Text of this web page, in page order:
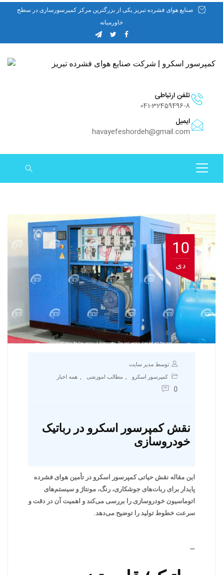
صنایع هوای فشرده تبریز یکی از بزرگترین مرکز کمپرسورسازی در سطح
خاورمیانه
تلفن ارتباطی
041-32459496-8
ایمیل
havayefeshordeh@gmail.com
10
دی
توسط مدیر سایت
کمپرسور اسکرو
, مطالب اموزشی , همه اخبار
0
نقش کمپرسور اسکرو در رباتیک
خودروسازی
این مقاله نقش حیاتی کمپرسور اسکرو در تأمین هوای فشرده
پایدار برای ربات‌های جوشکاری، رنگ، مونتاژ و سیستم‌های
اتوماسیون خودروسازی را بررسی می‌کند و اهمیت آن در دقت و
سرعت خطوط تولید را توضیح می‌دهد.
—